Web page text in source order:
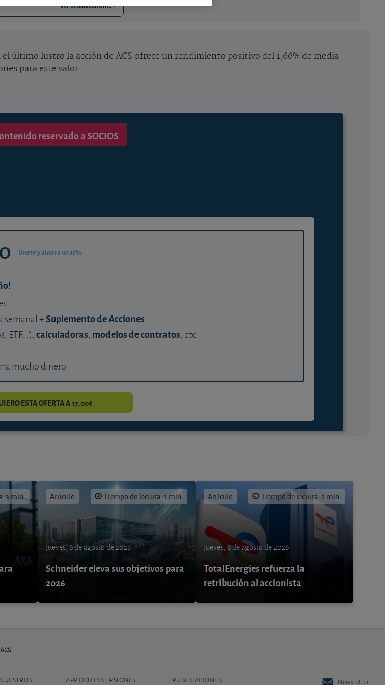
Ver detalladamente
último lustro la acción de ACS ofrece un rendimiento positivo del 1,66% de media
para este valor.
reservado a SOCIOS
Únete y ahorra un 35%
semanal +Suplemento de Acciones.
ETF...), calculadoras, modelos de contratos, etc.
mucho dinero.
ESTA OFERTA A 17,00€
3 min. Artículo Tiempo de lectura: 1 min.
jueves, 6 de agosto de 2026
Schneider eleva sus objetivos para
2026
Artículo Tiempo de lectura: 2 min.
jueves, 6 de agosto de 2026
TotalEnergies refuerza la
retribución al accionista
APP OCU INVERSIONES PUBLICACIONES Newsletter